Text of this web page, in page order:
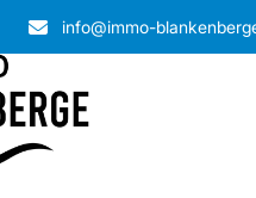
info@immo-